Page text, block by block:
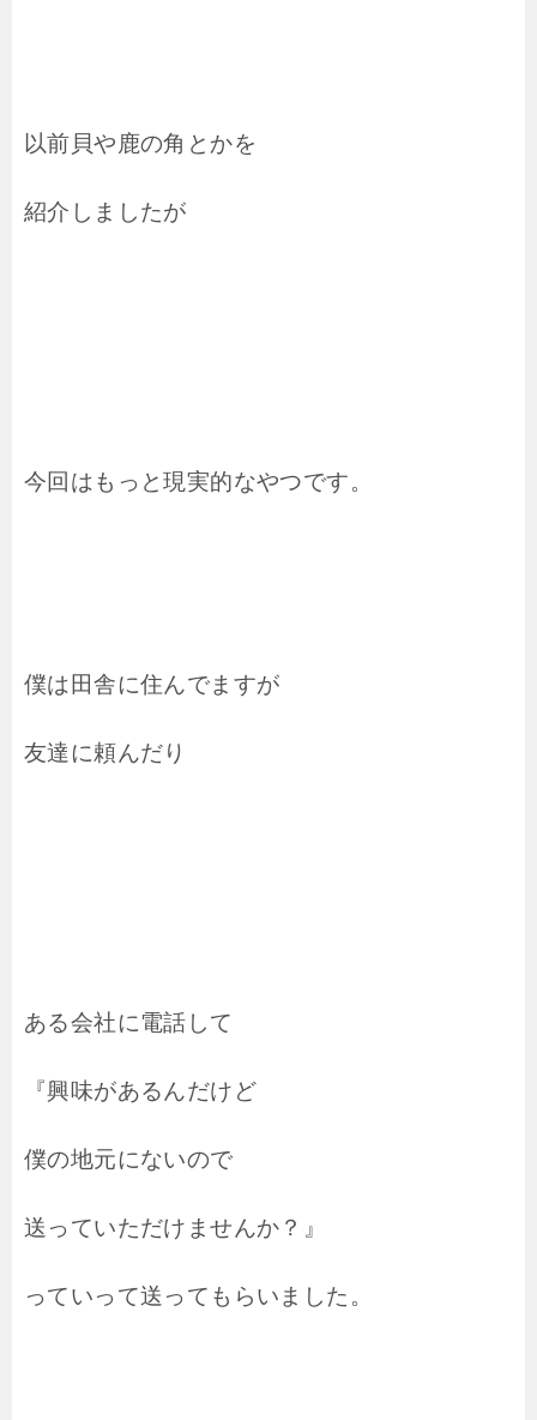
以前貝や鹿の角とかを
紹介しましたが
今回はもっと現実的なやつです。
僕は田舎に住んでますが
友達に頼んだり
ある会社に電話して
『興味があるんだけど
僕の地元にないので
送っていただけませんか？』
っていって送ってもらいました。